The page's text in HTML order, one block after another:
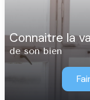
connaitre la
de son bien